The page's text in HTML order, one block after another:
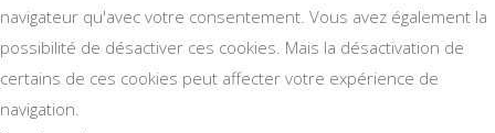
navigateur qu'avec votre consentement. Vous avez également la
possibilité de désactiver ces cookies. Mais la désactivation de
certains de ces cookies peut affecter votre expérience de
navigation.